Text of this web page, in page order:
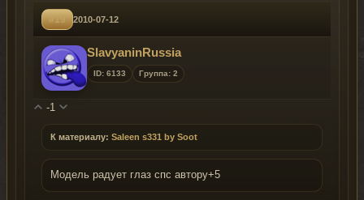
#19 2010-07-12
SlavyaninRussia
ID: 6133 Группа: 2
-1
К материалу: Saleen s331 by Soot
Модель радует глаз спс автору+5